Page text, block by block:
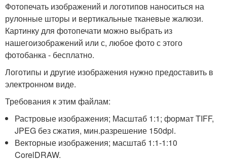
Фотопечать изображений и логотипов наноситься на
рулонные шторы и вертикальные тканевые жалюзи.
Картинку для фотопечати можно выбрать из
нашегоизображений или с, любое фото с этого
фотобанка - бесплатно.
Логотипы и другие изображения нужно предоставить в
электронном виде.
Требования к этим файлам:
Растровые изображения; Масштаб 1:1; формат TIFF,
JPEG без сжатия, мин.разрешение 150dpi.
Векторные изображения; масштаб 1:1-1:10
CorelDRAW.